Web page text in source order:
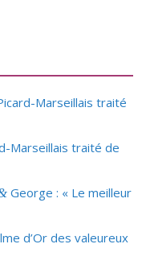
Marseillais traité
Marseillais traité de
George : « Le meilleur
d’Or des valeureux